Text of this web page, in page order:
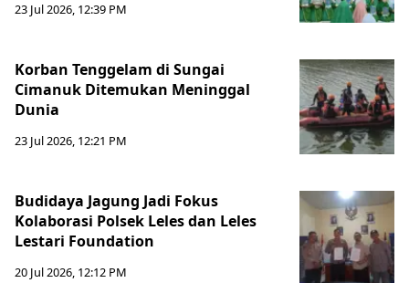
23 Jul 2026, 12:39 PM
Korban Tenggelam di Sungai
Cimanuk Ditemukan Meninggal
Dunia
23 Jul 2026, 12:21 PM
Budidaya Jagung Jadi Fokus
Kolaborasi Polsek Leles dan Leles
Lestari Foundation
20 Jul 2026, 12:12 PM